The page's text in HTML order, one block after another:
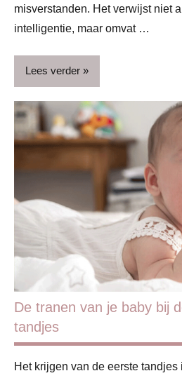
misverstanden. Het verwijst niet
intelligentie, maar omvat …
Lees verder
Basisschool
Blog
Ontwikkeling
& verzorging
Ontwikkeling
& verzorging
Puber
Schoolkind
De tranen van je baby bij
tandjes
Het krijgen van de eerste